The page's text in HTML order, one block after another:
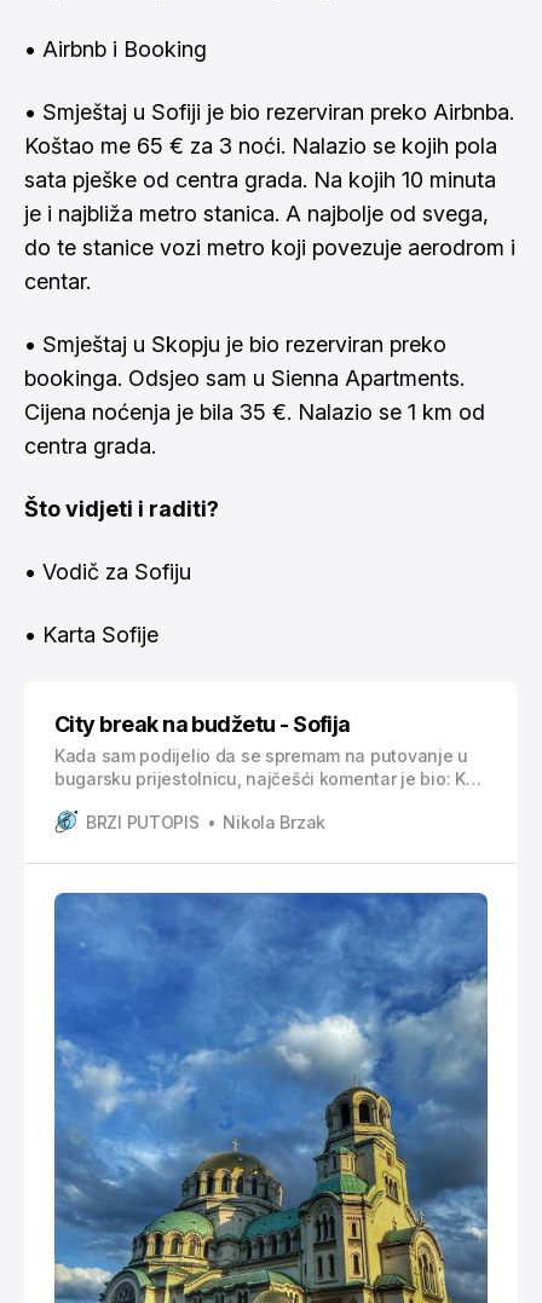
• Airbnb i Booking
• Smještaj u Sofiji je bio rezerviran preko Airbnba.
Koštao me 65 € za 3 noći. Nalazio se kojih pola
sata pješke od centra grada. Na kojih 10 minuta
je i najbliža metro stanica. A najbolje od svega,
do te stanice vozi metro koji povezuje aerodrom i
centar.
• Smještaj u Skopju je bio rezerviran preko
bookinga. Odsjeo sam u Sienna Apartments.
Cijena noćenja je bila 35 €. Nalazio se 1 km od
centra grada.
Što vidjeti i raditi?
• Vodič za Sofiju
• Karta Sofije
City break na budžetu - Sofija
Kada sam podijelio da se spremam na putovanje u
bugarsku prijestolnicu, najčešći komentar je bio: Kud
Mene je grad baš iznenadio, ima neku čar, a najviše
odličan izbor ako želite otputovati negdje
BRZI PUTOPIS Nikola Brzak